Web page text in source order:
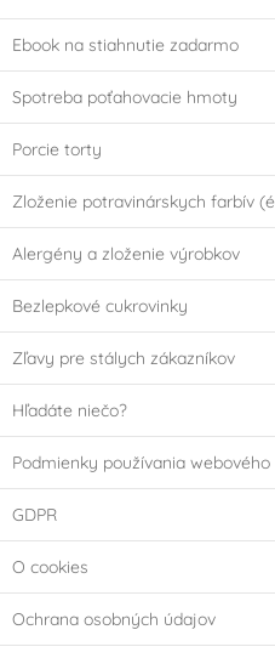
Ebook na stiahnutie zadarmo
Spotreba poťahovacie hmoty
Porcie torty
Zloženie potravinárskych farbív
Alergény a zloženie výrobkov
Bezlepkové cukrovinky
Zľavy pre stálych zákazníkov
Hľadáte niečo?
Podmienky používania
GDPR
O cookies
Ochrana osobných údajov